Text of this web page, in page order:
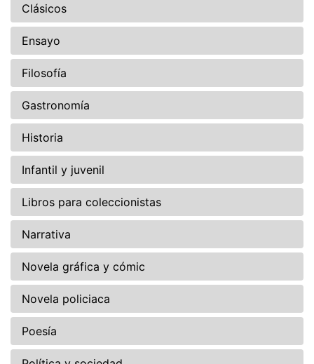
Clásicos
Ensayo
Filosofía
Gastronomía
Historia
Infantil y juvenil
Libros para coleccionistas
Narrativa
Novela gráfica y cómic
Novela policiaca
Poesía